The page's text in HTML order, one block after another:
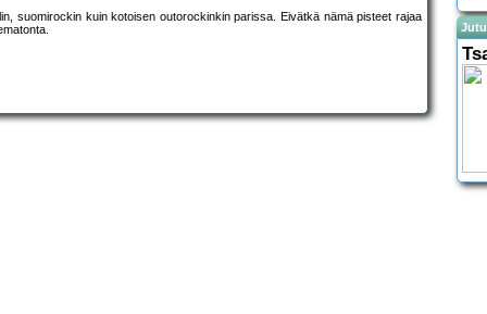
suomirockin kuin kotoisen outorockinkin parissa. Eivätkä nämä pisteet rajaa